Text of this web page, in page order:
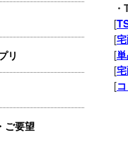
リ
ご要望
[
[
[
[
[